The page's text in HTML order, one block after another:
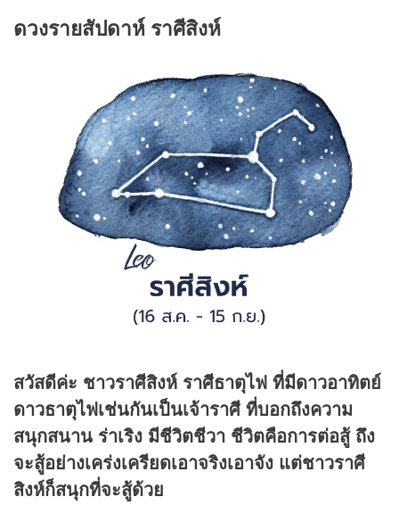
ดวงรายสัปดาห์ ราศีสิงห์
สวัสดีค่ะ ชาวราศีสิงห์ ราศีธาตุไฟ ที่มีดาวอาทิตย์
ดาวธาตุไฟเช่นกันเป็นเจ้าราศี ที่บอกถึงความ
สนุกสนาน ร่าเริง มีชีวิตชีวา ชีวิตคือการต่อสู้ ถึง
จะสู้อย่างเคร่งเครียดเอาจริงเอาจัง แต่ชาวราศี
สิงห์ก็สนุกที่จะสู้ด้วย